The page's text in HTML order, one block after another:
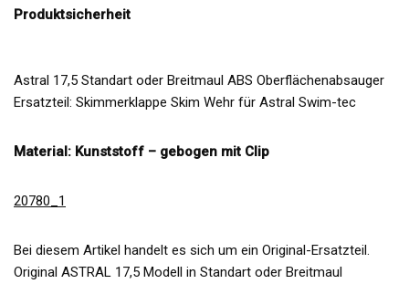
Produktsicherheit
Astral 17,5 Standart oder Breitmaul ABS Oberflächenabsauger
Ersatzteil: Skimmerklappe Skim Wehr für Astral Swim-tec
Material: Kunststoff – gebogen mit Clip
20780_1
Bei diesem Artikel handelt es sich um ein Original-Ersatzteil.
Original ASTRAL 17,5 Modell in Standart oder Breitmaul